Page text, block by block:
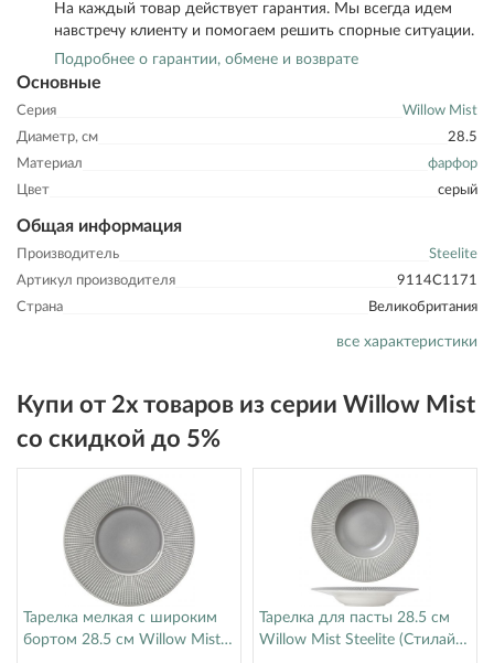
Основные
Серия
Willow Mist
Диаметр, см
28.5
Материал
фарфор
Цвет
серый
Общая информация
Производитель
Steelite
Артикул производителя
9114C1171
Страна
Великобритания
все характеристики
На каждый товар действует гарантия. Мы всегда идем
навстречу клиенту и помогаем решить спорные ситуации.
Подробнее о гарантии, обмене и возврате
Купи от 2х товаров из серии Willow Mist
со скидкой до 5%
Тарелка мелкая с широким
бортом 28.5 см Willow Mist
Тарелка для пасты 28.5 см
Willow Mist Steelite (Стилайт)